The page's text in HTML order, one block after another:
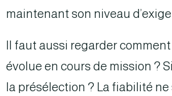
maintenant son niveau
Il faut aussi regarder
évolue en cours de mission ?
la présélection ? La fiabilité